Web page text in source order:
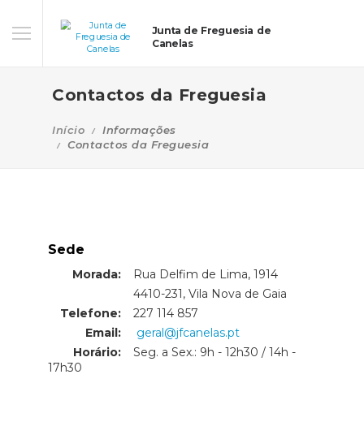
Junta de Freguesia de
Canelas
Contactos da Freguesia
Início
Informações
Contactos da Freguesia
Sede
Morada:
Rua Delfim de Lima, 1914
4410-231, Vila Nova de Gaia
Telefone:
227 114 857
Email:
geral@jfcanelas.pt
Horário:
Seg. a Sex.: 9h - 12h30 / 14h -
17h30